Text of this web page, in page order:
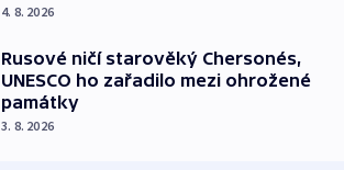
4. 8. 2026
Rusové ničí starověký Chersonés,
UNESCO ho zařadilo mezi ohrožené
památky
3. 8. 2026